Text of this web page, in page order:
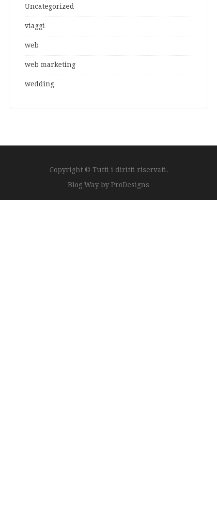
Uncategorized
viaggi
web
web marketing
wedding
Copyright © Tutti i diritti riservati.
Blog Way by ProDesigns